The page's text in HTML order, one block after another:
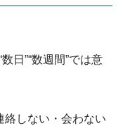
日”“数週間”では意
絡しない・会わない